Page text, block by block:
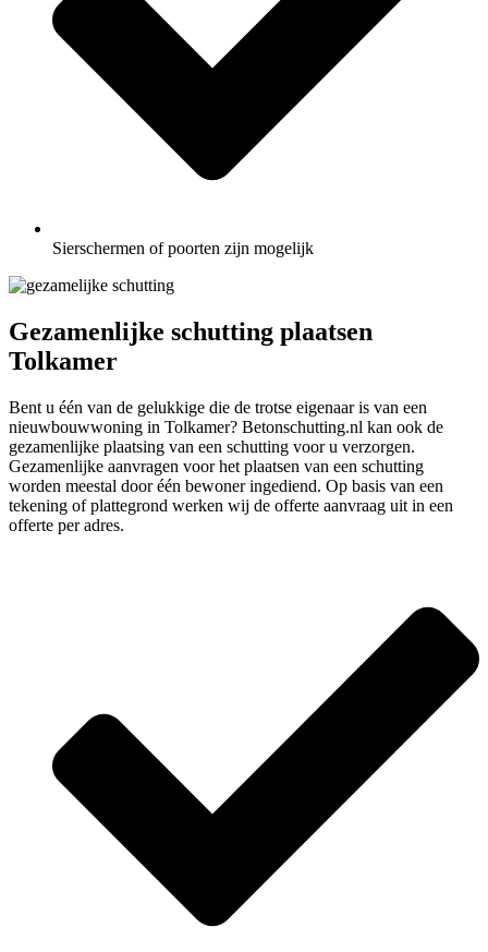
Sierschermen of poorten zijn mogelijk
Gezamenlijke schutting plaatsen
Tolkamer
Bent u één van de gelukkige die de trotse eigenaar is van een
nieuwbouwwoning in Tolkamer? Betonschutting.nl kan ook de
gezamenlijke plaatsing van een schutting voor u verzorgen.
Gezamenlijke aanvragen voor het plaatsen van een schutting
worden meestal door één bewoner ingediend. Op basis van een
tekening of plattegrond werken wij de offerte aanvraag uit in een
offerte per adres.